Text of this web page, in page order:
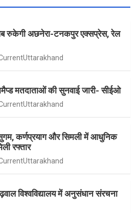
रुकेगी अछनेरा-टनकपुर एक्सप्रेस, रेल
मतदाताओं की सुनवाई जारी- सीईओ
सुगम, कर्णप्रयाग और सिमली में आधुनिक
रफ्तार
विश्वविद्यालय में अनुसंधान संरचना